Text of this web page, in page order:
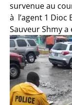
survenue au
à l’agent 1 Dioc
Sauveur Shmy